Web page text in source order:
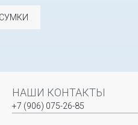
НАШИ КОНТАКТЫ
+7 (906) 075-26-85